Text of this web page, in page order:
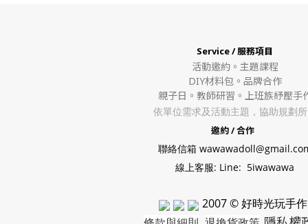
Service / 服務項目
活動邀約。 主題課程
DIY材料包。 品牌合作
親子日。教師研習。上班族紓壓手
依單位需求及活動主題，協助規劃
邀約 / 合作
聯絡信箱
線上客服: Line: 5iwawawa
2007 © 好時光玩手作